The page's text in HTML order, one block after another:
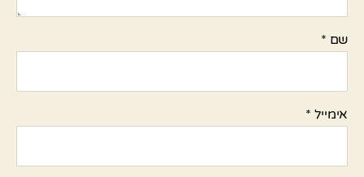
שם *
אימייל *